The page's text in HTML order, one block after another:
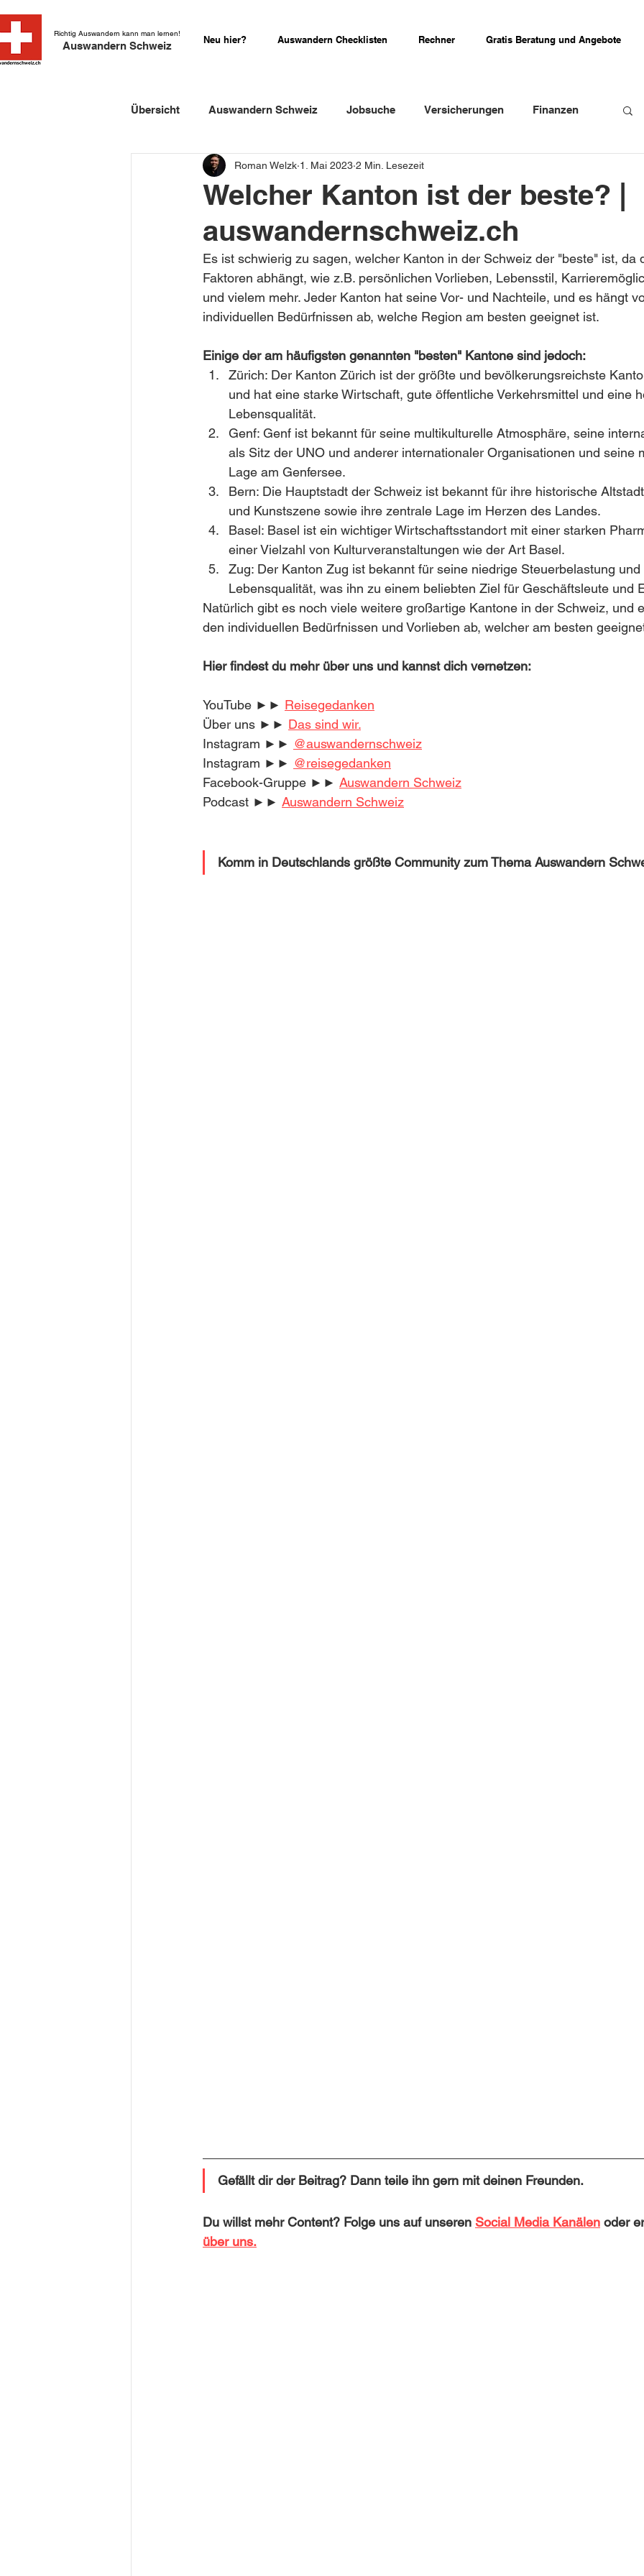
Richtig Auswandern kann man lernen!
Auswandern Schweiz Neu hier? Auswandern Checklisten Rechner Gratis Beratung und Angebote
Übersicht Auswandern Schweiz Jobsuche Versicherungen Finanzen
Einbürgerung Schweiz Schweizer Firmenportraits
Schweizer Kurzgeschichten Erfahrungsberichte
Welcher Kanton ist der beste? |
auswandernschweiz.ch
Roman Welzk 1. Mai 2023 2 Min. Lesezeit
Es ist schwierig zu sagen, welcher Kanton in der Schweiz der "beste" ist, da
Faktoren abhängt, wie z.B. persönlichen Vorlieben, Lebensstil,
und vielem mehr. Jeder Kanton hat seine Vor- und Nachteile, und es hängt
individuellen Bedürfnissen ab, welche Region am besten geeignet ist.
Einige der am häufigsten genannten "besten" Kantone sind jedoch:
Zürich: Der Kanton Zürich ist der größte und bevölkerungsreichste
und hat eine starke Wirtschaft, gute öffentliche Verkehrsmittel und eine
Lebensqualität.
Genf: Genf ist bekannt für seine multikulturelle Atmosphäre, seine
als Sitz der UNO und anderer internationaler Organisationen und seine
Lage am Genfersee.
Bern: Die Hauptstadt der Schweiz ist bekannt für ihre historische
und Kunstszene sowie ihre zentrale Lage im Herzen des Landes.
Basel: Basel ist ein wichtiger Wirtschaftsstandort mit einer starken
einer Vielzahl von Kulturveranstaltungen wie der Art Basel.
Zug: Der Kanton Zug ist bekannt für seine niedrige Steuerbelastung
Lebensqualität, was ihn zu einem beliebten Ziel für Geschäftsleute und
Natürlich gibt es noch viele weitere großartige Kantone in der Schweiz, und
den individuellen Bedürfnissen und Vorlieben ab, welcher am besten
Hier findest du mehr über uns und kannst dich vernetzen:
YouTube ►► Reisegedanken
Über uns ►► Das sind wir.
Instagram ►► @auswandernschweiz
Instagram ►► @reisegedanken
Facebook-Gruppe ►► Auswandern Schweiz
Podcast ►► Auswandern Schweiz
Komm in Deutschlands größte Community zum Thema Auswandern
Gefällt dir der Beitrag? Dann teile ihn gern mit deinen Freunden.
Du willst mehr Content? Folge uns auf unseren Social Media Kanälen oder
über uns.